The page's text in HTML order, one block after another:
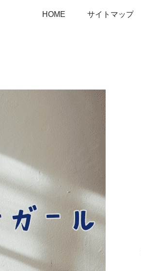
HOME サイトマップ